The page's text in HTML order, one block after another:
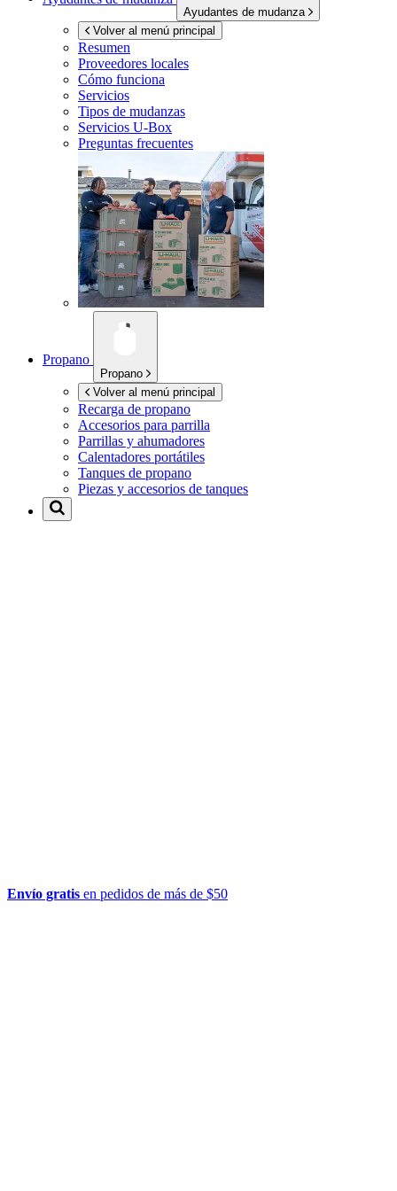
Ayudantes de mudanza
Volver al menú principal
Resumen
Proveedores locales
Cómo funciona
Servicios
Tipos de mudanzas
Servicios U-Box
Preguntas frecuentes
Propano
Propano
Volver al menú principal
Recarga de propano
Accesorios para parrilla
Parrillas y ahumadores
Calentadores portátiles
Tanques de propano
Piezas y accesorios de tanques
Envío gratis en pedidos de más de $50